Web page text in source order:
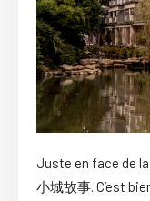
Juste en face de
小城故事. C’est